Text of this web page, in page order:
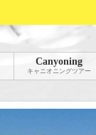
Canyoning
キャニオニングツアー